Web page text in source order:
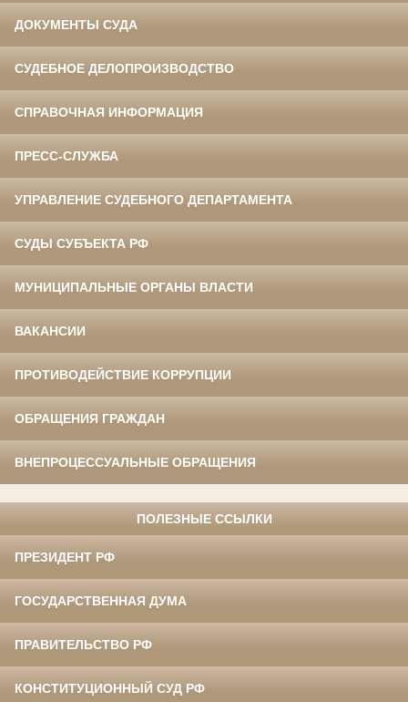
ДОКУМЕНТЫ СУДА
СУДЕБНОЕ ДЕЛОПРОИЗВОДСТВО
СПРАВОЧНАЯ ИНФОРМАЦИЯ
ПРЕСС-СЛУЖБА
УПРАВЛЕНИЕ СУДЕБНОГО ДЕПАРТАМЕНТА
СУДЫ СУБЪЕКТА РФ
МУНИЦИПАЛЬНЫЕ ОРГАНЫ ВЛАСТИ
ВАКАНСИИ
ПРОТИВОДЕЙСТВИЕ КОРРУПЦИИ
ОБРАЩЕНИЯ ГРАЖДАН
ВНЕПРОЦЕССУАЛЬНЫЕ ОБРАЩЕНИЯ
ПОЛЕЗНЫЕ ССЫЛКИ
ПРЕЗИДЕНТ РФ
ГОСУДАРСТВЕННАЯ ДУМА
ПРАВИТЕЛЬСТВО РФ
КОНСТИТУЦИОННЫЙ СУД РФ